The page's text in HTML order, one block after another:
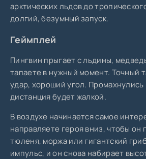
арктических льдов до
долгий, безумный запуск.
Геймплей
Пингвин прыгает с льдины,
тапаете в нужный момент. Точный
удар, хороший угол.
дистанция будет жалкой.
В воздухе начинается самое
направляете героя вниз, чтобы он
тюленя, моржа или гигантский
импульс, и он снова набирает